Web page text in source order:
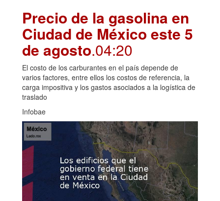
Precio de la gasolina en
Ciudad de México este 5
de agosto.04:20
El costo de los carburantes en el país depende de
varios factores, entre ellos los costos de referencia, la
carga impositiva y los gastos asociados a la logística de
traslado
Infobae